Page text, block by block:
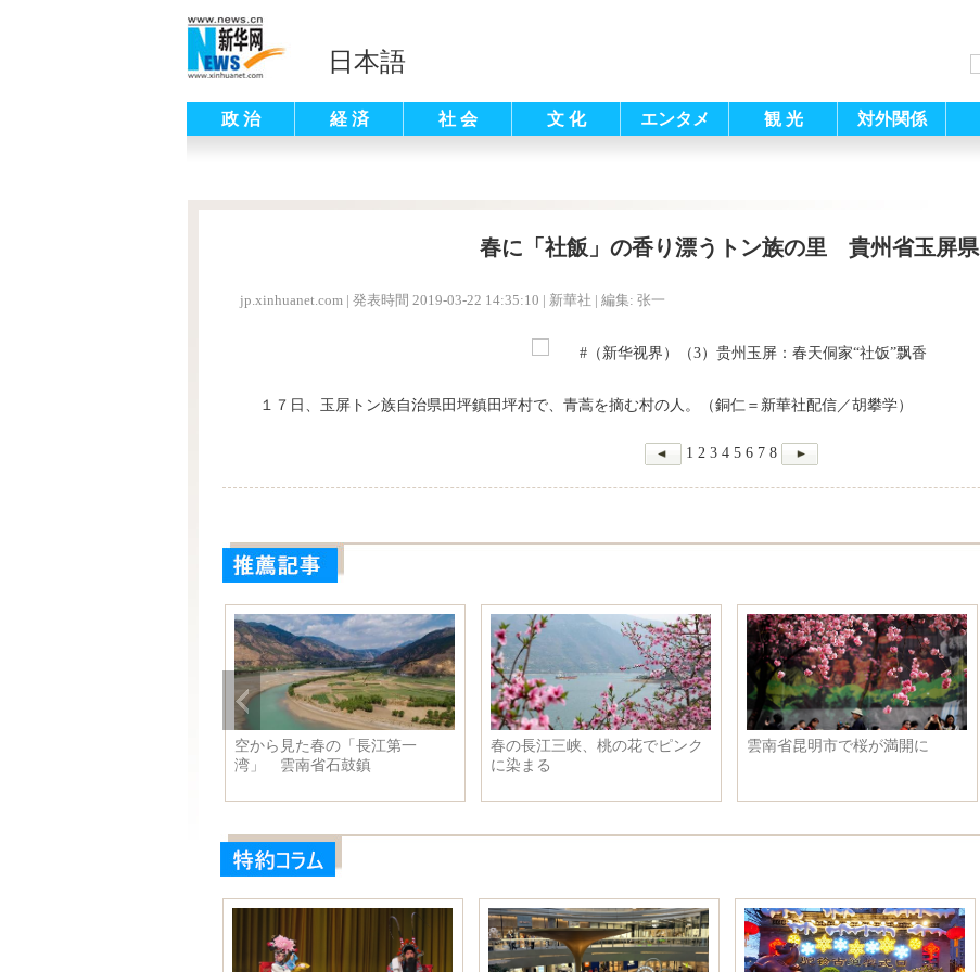
日本語
政 治 経 済 社 会 文 化 エンタメ 観 光 対外関係
春に「社飯」の香り漂うトン族の里 貴州省玉屏県
jp.xinhuanet.com | 発表時間 2019-03-22 14:35:10 | 新華社 | 編集: 张一
１７日、玉屏トン族自治県田坪鎮田坪村で、青蒿を摘む村の人。（銅仁＝新華社配信／胡攀学）
1 2 3 4 5 6 7 8
空から見た春の「長江第一
湾」 雲南省石鼓鎮
春の長江三峡、桃の花でピンク
に染まる
雲南省昆明市で桜が満開に